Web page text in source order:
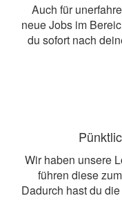
Auch für
neue Jobs im
du sofort nach
Wir haben unsere
führen diese
Dadurch hast du